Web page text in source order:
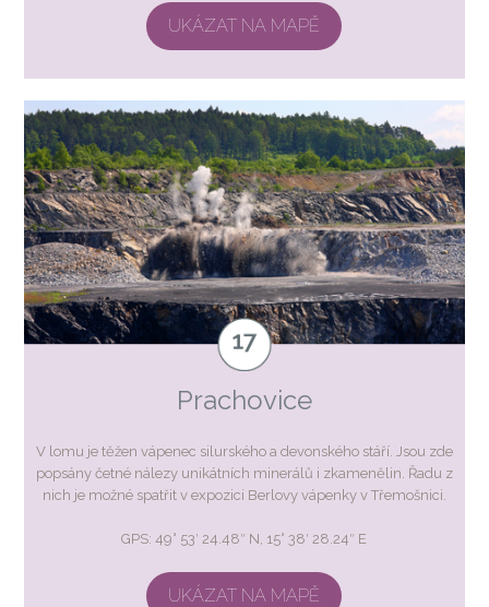
UKÁZAT NA MAPĚ
Prachovice
V lomu je těžen vápenec silurského a devonského stáří. Jsou zde
popsány četné nálezy unikátních minerálů i zkamenělin. Řadu z
nich je možné spatřit v expozici Berlovy vápenky v Třemošnici.
GPS: 49° 53′ 24.48″ N, 15° 38′ 28.24″ E
UKÁZAT NA MAPĚ